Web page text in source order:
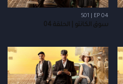
S01 | EP 04
سوق الكانتو | الحلقة 04